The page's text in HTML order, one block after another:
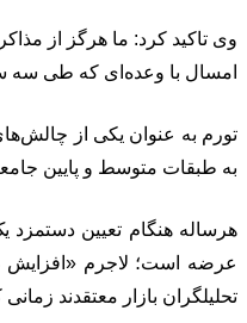
وی تاکید کرد: ما هرگز از
امسال با وعده‌ای که طی سه
تورم به عنوان یکی از
به طبقات متوسط و پایین
هرساله هنگام تعیین دستمزد
عرضه است؛ لاجرم «افزایش
تحلیلگران بازار معتقدند